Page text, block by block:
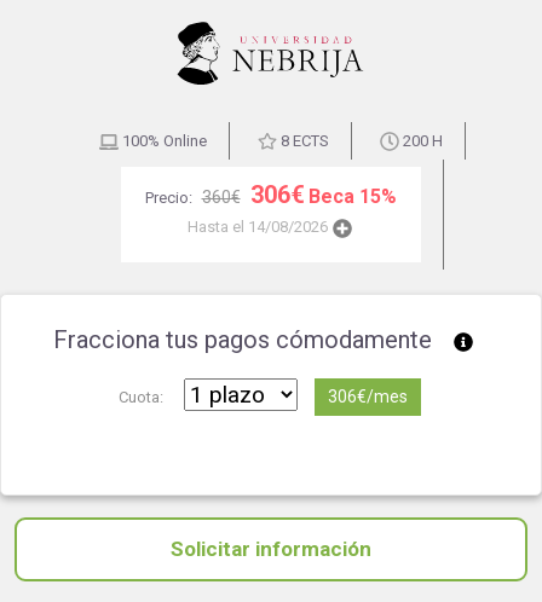
100% Online 8 ECTS 200 H
Precio: 360€ 306€ Beca 15%
Hasta el 14/08/2026
Fracciona tus pagos cómodamente
Cuota: 306€/mes
Solicitar información